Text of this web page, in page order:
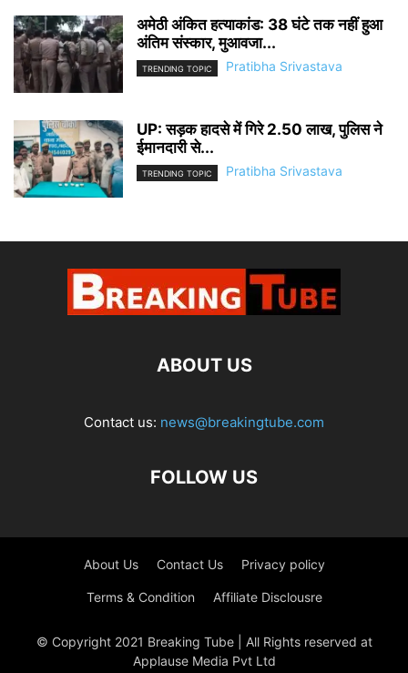
अमेठी अंकित हत्याकांड: 38 घंटे तक नहीं हुआ
अंतिम संस्कार, मुआवजा...
TRENDING TOPIC Pratibha Srivastava
UP: सड़क हादसे में गिरे 2.50 लाख, पुलिस ने
ईमानदारी से...
TRENDING TOPIC Pratibha Srivastava
ABOUT US
Contact us: news@breakingtube.com
FOLLOW US
About Us Contact Us Privacy policy
Terms & Condition Affiliate Disclousre
© Copyright 2021 Breaking Tube | All Rights reserved at
Applause Media Pvt Ltd